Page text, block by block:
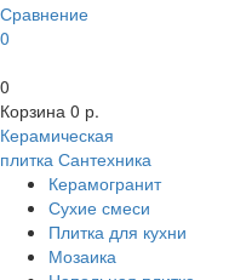
Сравнение
0
0
Корзина 0 р.
Керамическая
плитка Сантехника
Керамогранит
Сухие смеси
Плитка для кухни
Мозаика